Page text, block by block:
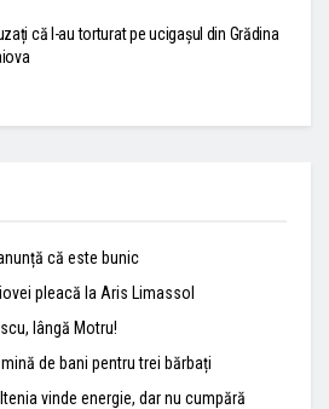
că l-au torturat pe ucigașul din Grădina
că este bunic
pleacă la Aris Limassol
lângă Motru!
de bani pentru trei bărbați
vinde energie, dar nu cumpără